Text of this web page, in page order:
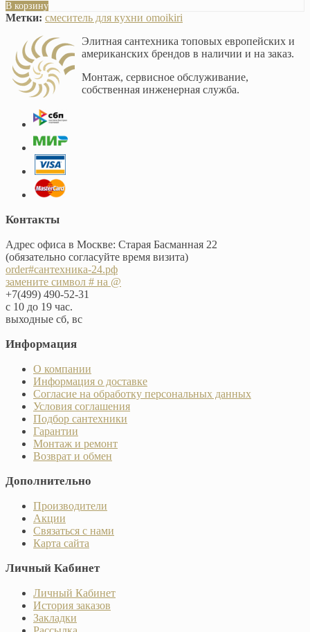
В корзину
Метки: смеситель для кухни omoikiri
Элитная сантехника топовых европейских и
американских брендов в наличии и на заказ.
Монтаж, сервисное обслуживание,
собственная инженерная служба.
Контакты
Адрес офиса в Москве: Старая Басманная 22
(обязательно согласуйте время визита)
order#сантехника-24.рф
замените символ # на @
+7(499) 490-52-31
с 10 до 19 час.
выходные сб, вс
Информация
О компании
Информация о доставке
Согласие на обработку персональных данных
Условия соглашения
Подбор сантехники
Гарантии
Монтаж и ремонт
Возврат и обмен
Дополнительно
Производители
Акции
Связаться с нами
Карта сайта
Личный Кабинет
Личный Кабинет
История заказов
Закладки